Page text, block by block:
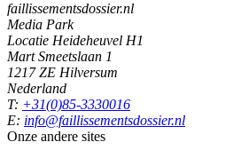
faillissementsdossier.nl
Media Park
Locatie Heideheuvel H1
Mart Smeetslaan 1
1217 ZE Hilversum
Nederland
T: +31(0)85-3330016
E: info@faillissementsdossier.nl
Onze andere sites